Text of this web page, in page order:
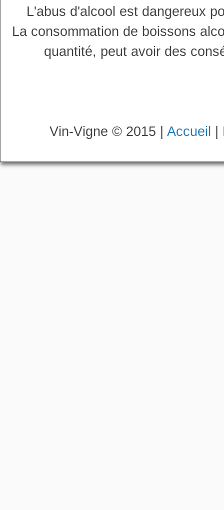
L'abus d'alcool est dangereux
La consommation de boissons
quantité, peut avoir des
Vin-Vigne © 2015 | Accueil